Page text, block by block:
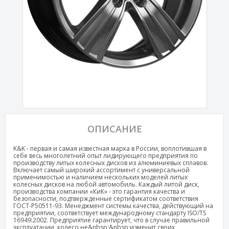
ОПИСАНИЕ
K&K - первая и самая известная марка в России, воплотившая в
себе весь многолетний опыт лидирующего предприятия по
производству литых колесных дисков из алюминиевых сплавов.
Включает самый широкий ассортимент с универсальной
применимостью и наличием нескольких моделей литых
колесных дисков на любой автомобиль. Каждый литой диск,
производства компании «КиК» - это гарантия качества и
безопасности, подтвержденные сертификатом соответствия
ГОСТ-Р50511-93. Менеджмент системы качества, действующий на
предприятии, соответствует международному стандарту ISO/TS
16949:2002. Предприятие гарантирует, что в случае правильной
эксплуатации, колесо не&nbsp;&nbsp;изменит своих